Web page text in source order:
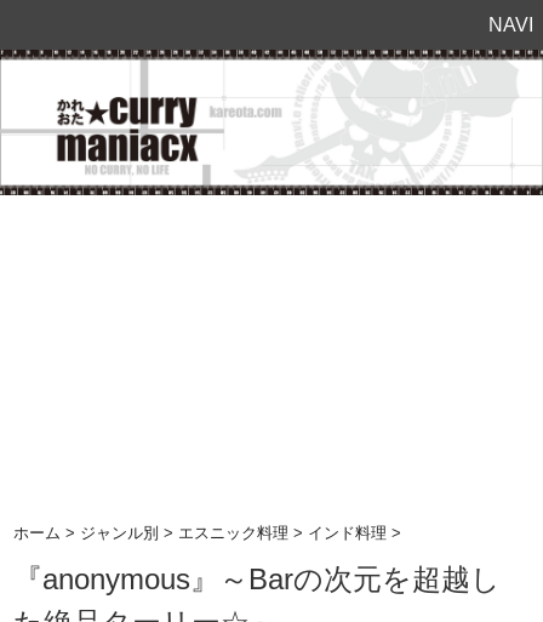
NAVI
ホーム > ジャンル別 > エスニック料理 > インド料理 >
『anonymous』～Barの次元を超越し